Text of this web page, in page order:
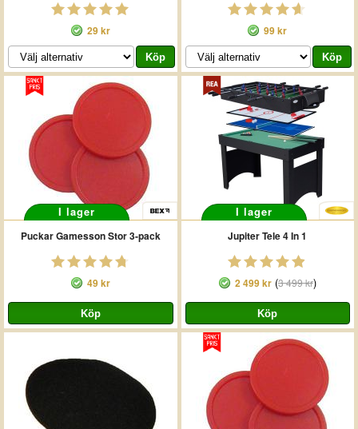
29 kr 99 kr
I lager
Puckar Gamesson Stor 3-pack
49 kr
I lager
Jupiter Tele 4 In 1
2 499 kr(3 499 kr)